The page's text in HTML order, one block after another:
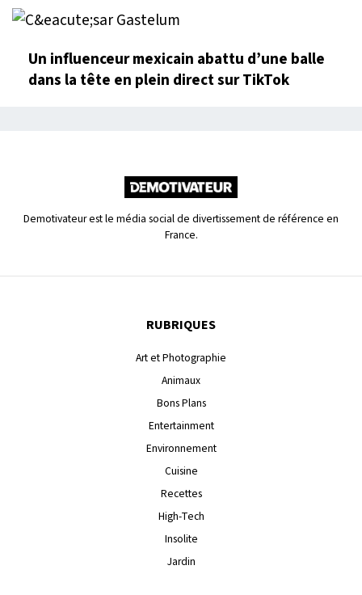
Un influenceur mexicain abattu d’une balle
dans la tête en plein direct sur TikTok
Demotivateur est le média social de divertissement de référence en
France.
RUBRIQUES
Art et Photographie
Animaux
Bons Plans
Entertainment
Environnement
Cuisine
Recettes
High-Tech
Insolite
Jardin